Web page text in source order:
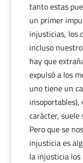
tanto estas
un primer
injusticias, los
incluso
hay que
expulsó a los
uno tiene un
carácter,
Pero que se
injusticia es
la injusticia los